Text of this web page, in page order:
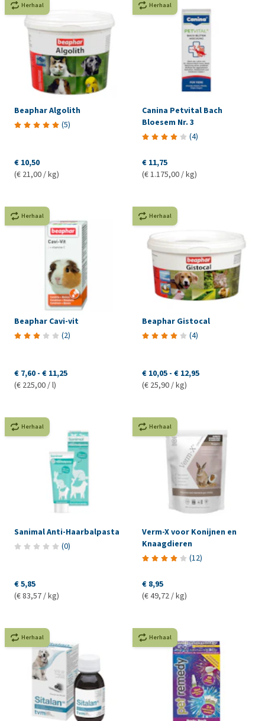
Herhaal
Beaphar Algolith
(5)
€ 10,50
(€ 21,00 / kg)
Herhaal
Canina Petvital Bach
Bloesem Nr. 3
(4)
€ 11,75
(€ 1.175,00 / kg)
Herhaal
Beaphar Cavi-vit
(2)
€ 7,60 - € 11,25
(€ 225,00 / l)
Herhaal
Beaphar Gistocal
(4)
€ 10,05 - € 12,95
(€ 25,90 / kg)
Herhaal
Sanimal Anti-Haarbalpasta
(0)
€ 5,85
(€ 83,57 / kg)
Herhaal
Verm-X voor Konijnen en
Knaagdieren
(12)
€ 8,95
(€ 49,72 / kg)
Herhaal Herhaal